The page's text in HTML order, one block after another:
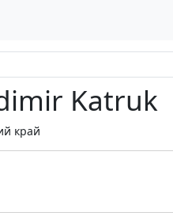
Katruk
край